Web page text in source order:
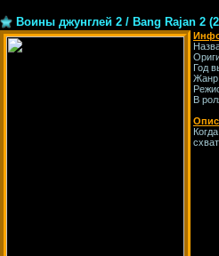
Воины джунглей 2 / Bang Rajan 2
Год
В